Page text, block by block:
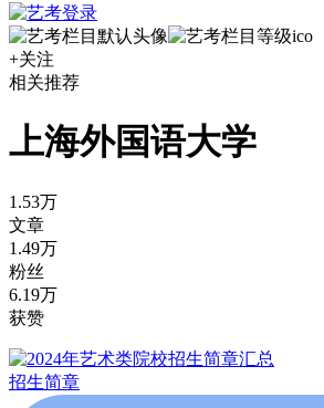
+关注
相关推荐
上海外国语大学
1.53万
文章
1.49万
粉丝
6.19万
获赞
招生简章